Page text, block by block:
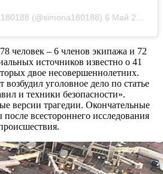
(@simona180188) 6 Май 2019 в 4:34 PDT
человек – 6 членов экипажа и 72
источников известно о 41
двое несовершеннолетних.
уголовное дело по статье
и техники безопасности».
версии трагедии. Окончательные
всестороннего исследования